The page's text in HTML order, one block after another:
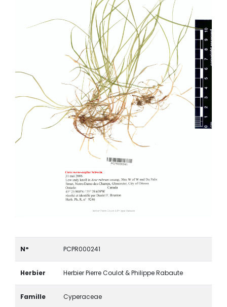
N° PCPR000241
Herbier Herbier Pierre Coulot & Philippe Rabaute
Famille Cyperaceae